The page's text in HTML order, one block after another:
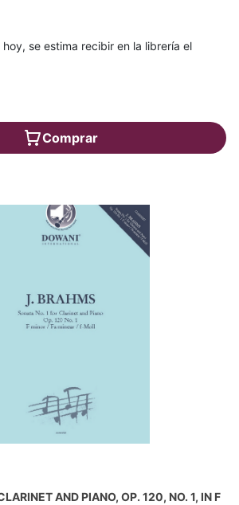
se estima recibir en la librería el
Comprar
AND PIANO, OP. 120, NO. 1, IN F